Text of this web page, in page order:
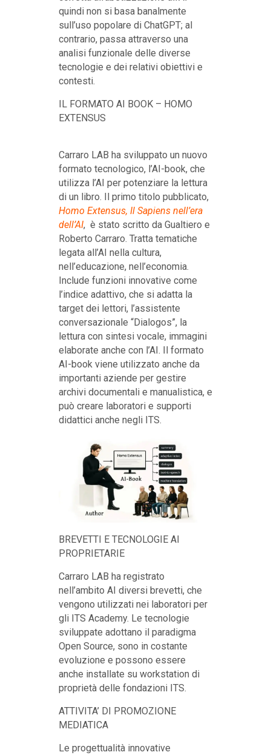
quindi non si basa banalmente
sull’uso popolare di ChatGPT; al
contrario, passa attraverso una
analisi funzionale delle diverse
tecnologie e dei relativi obiettivi e
contesti.
IL FORMATO AI BOOK – HOMO
EXTENSUS
Carraro LAB ha sviluppato un nuovo
formato tecnologico, l’AI-book, che
utilizza l’AI per potenziare la lettura
di un libro. Il primo titolo pubblicato,
Homo Extensus, Il Sapiens nell’era
dell’AI, è stato scritto da Gualtiero e
Roberto Carraro. Tratta tematiche
legata all’AI nella cultura,
nell’educazione, nell’economia.
Include funzioni innovative come
l’indice adattivo, che si adatta la
target dei lettori, l’assistente
conversazionale “Dialogos”, la
lettura con sintesi vocale, immagini
elaborate anche con l’AI. Il formato
AI-book viene utilizzato anche da
importanti aziende per gestire
archivi documentali e manualistica, e
può creare laboratori e supporti
didattici anche negli ITS.
BREVETTI E TECNOLOGIE AI
PROPRIETARIE
Carraro LAB ha registrato
nell’ambito AI diversi brevetti, che
vengono utilizzati nei laboratori per
gli ITS Academy. Le tecnologie
sviluppate adottano il paradigma
Open Source, sono in costante
evoluzione e possono essere
anche installate su workstation di
proprietà delle fondazioni ITS.
ATTIVITA’ DI PROMOZIONE
MEDIATICA
Le progettualità innovative